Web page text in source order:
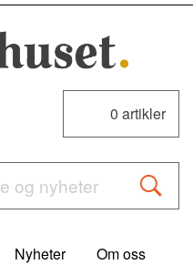
0 artikler
Nyheter Om oss